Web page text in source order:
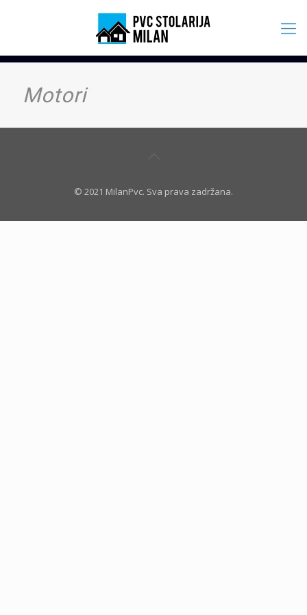
Motori
© 2021 MilanPvc. Sva prava zadržana.